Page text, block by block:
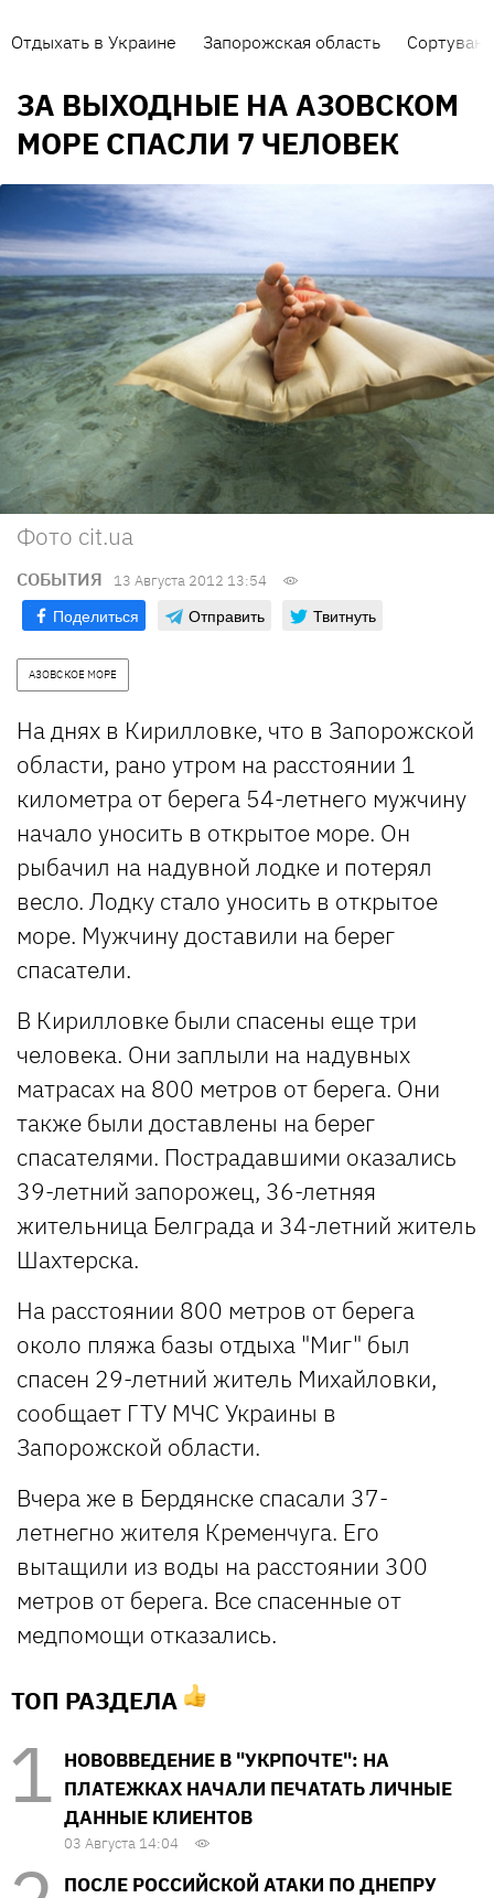
Отдыхать в Украине Запорожская область
ЗА ВЫХОДНЫЕ НА АЗОВСКОМ
МОРЕ СПАСЛИ 7 ЧЕЛОВЕК
Фото cit.ua
СОБЫТИЯ 13 Августа 2012 13:54
Поделиться Отправить Твитнуть
АЗОВСКОЕ МОРЕ
На днях в Кирилловке, что в Запорожской
области, рано утром на расстоянии 1
километра от берега 54-летнего мужчину
начало уносить в открытое море. Он
рыбачил на надувной лодке и потерял
весло. Лодку стало уносить в открытое
море. Мужчину доставили на берег
спасатели.
В Кирилловке были спасены еще три
человека. Они заплыли на надувных
матрасах на 800 метров от берега. Они
также были доставлены на берег
спасателями. Пострадавшими оказались
39-летний запорожец, 36-летняя
жительница Белграда и 34-летний житель
Шахтерска.
На расстоянии 800 метров от берега
около пляжа базы отдыха "Миг" был
спасен 29-летний житель Михайловки,
сообщает ГТУ МЧС Украины в
Запорожской области.
Вчера же в Бердянске спасали 37-
летнегно жителя Кременчуга. Его
вытащили из воды на расстоянии 300
метров от берега. Все спасенные от
медпомощи отказались.
ТОП РАЗДЕЛА
НОВОВВЕДЕНИЕ В "УКРПОЧТЕ": НА
ПЛАТЕЖКАХ НАЧАЛИ ПЕЧАТАТЬ ЛИЧНЫЕ
ДАННЫЕ КЛИЕНТОВ
03 Августа 14:04
ПОСЛЕ РОССИЙСКОЙ АТАКИ ПО ДНЕПРУ